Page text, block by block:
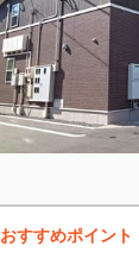
おすすめポイント